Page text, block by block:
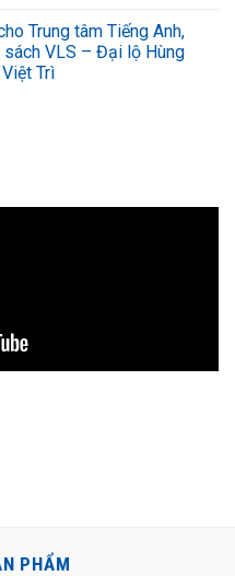
Trung tâm Tiếng Anh,
sách VLS – Đại lộ Hùng
Trì
PHẨM